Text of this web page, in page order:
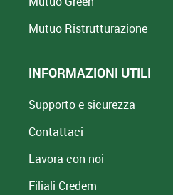
Mutuo Ristrutturazione
INFORMAZIONI UTILI
Supporto e sicurezza
Contattaci
Lavora con noi
Filiali Credem